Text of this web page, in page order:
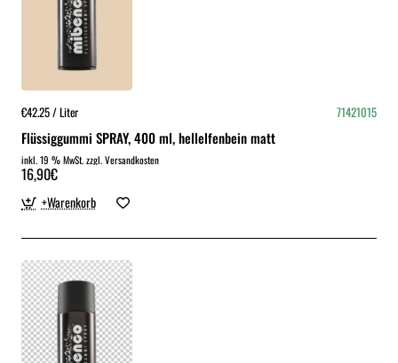
€42.25 / Liter 71421015
Flüssiggummi SPRAY, 400 ml, hellelfenbein matt
inkl. 19 % MwSt. zzgl. Versandkosten
16,90€
+Warenkorb